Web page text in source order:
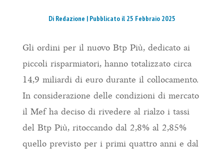
Di Redazione | Pubblicato il 25 Febbraio 2025
Gli ordini per il nuovo Btp Più, dedicato ai
piccoli risparmiatori, hanno totalizzato circa
14,9 miliardi di euro durante il collocamento.
In considerazione delle condizioni di mercato
il Mef ha deciso di rivedere al rialzo i tassi
del Btp Più, ritoccando dal 2,8% al 2,85%
quello previsto per i primi quattro anni e dal